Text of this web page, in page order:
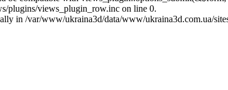
plugins/views_plugin_row.inc on line 0.
in /var/www/ukraina3d/data/www/ukraina3d.com.ua/